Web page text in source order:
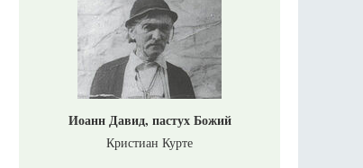
Иоанн Давид, пастух Божий
Кристиан Курте